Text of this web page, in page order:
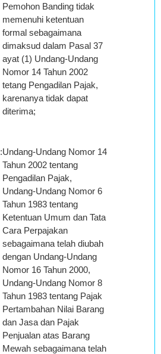
Pemohon Banding tidak
memenuhi ketentuan
formal sebagaimana
dimaksud dalam Pasal 37
ayat (1) Undang-Undang
Nomor 14 Tahun 2002
tetang Pengadilan Pajak,
karenanya tidak dapat
diterima;
:Undang-Undang Nomor 14
Tahun 2002 tentang
Pengadilan Pajak,
Undang-Undang Nomor 6
Tahun 1983 tentang
Ketentuan Umum dan Tata
Cara Perpajakan
sebagaimana telah diubah
dengan Undang-Undang
Nomor 16 Tahun 2000,
Undang-Undang Nomor 8
Tahun 1983 tentang Pajak
Pertambahan Nilai Barang
dan Jasa dan Pajak
Penjualan atas Barang
Mewah sebagaimana telah